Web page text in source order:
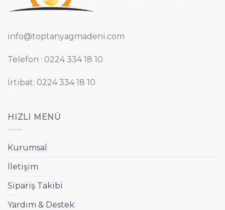
info@toptanyagmadeni.com
Telefon : 0224 334 18 10
İrtibat: 0224 334 18 10
HIZLI MENÜ
Kurumsal
İletişim
Sipariş Takibi
Yardım & Destek